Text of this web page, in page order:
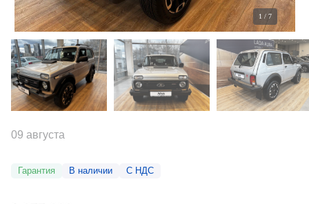
1 / 7
09 августа
Гарантия В наличии С НДС